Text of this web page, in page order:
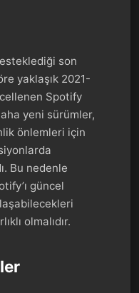
son
yaklaşık 2021-
Spotify
yeni sürümler,
önlemleri için
Bu nedenle
güncel
olmalıdır.